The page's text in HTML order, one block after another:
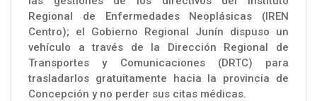
Regional de Enfermedades Neoplásicas (IREN
Centro); el Gobierno Regional Junín dispuso un
vehículo a través de la Dirección Regional de
Transportes y Comunicaciones (DRTC) para
trasladarlos gratuitamente hacia la provincia de
Concepción y no perder sus citas médicas.